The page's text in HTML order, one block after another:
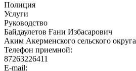
Полиция
Услуги
Руководство
Байдаулетов Ғани Избасарович
Аким Акерменского сельского округа
Телефон приемной:
87263226411
E-mail: